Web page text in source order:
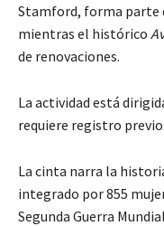
Stamford, forma parte
mientras el histórico
de renovaciones.
La actividad está
requiere registro previo.
La cinta narra la
integrado por 855
Segunda Guerra